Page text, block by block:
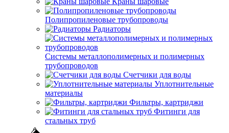
Полипропиленовые трубопроводы
Радиаторы
Системы металлополимерных и полимерных
трубопроводов
Счетчики для воды
Уплотнительные
материалы
Фильтры, картриджи
Фитинги для
стальных труб